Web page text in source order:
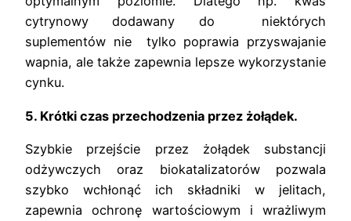
cytrynowy dodawany do niektórych
suplementów nie tylko poprawia przyswajanie
wapnia, ale także zapewnia lepsze wykorzystanie
cynku.
5. Krótki czas przechodzenia przez żołądek.
Szybkie przejście przez żołądek substancji
odżywczych oraz biokatalizatorów pozwala
szybko wchłonąć ich składniki w jelitach,
zapewnia ochronę wartościowym i wrażliwym